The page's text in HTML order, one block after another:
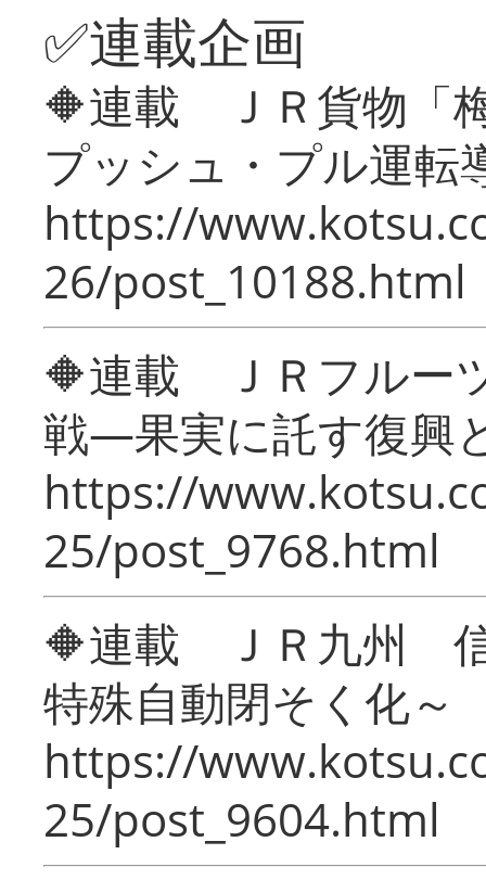
✅連載企画
🔶連載 ＪＲ貨物「
プッシュ・プル運転
https://
26/post_10188.html
🔶連載 ＪＲフルー
戦―果実に託す復興
https://
25/post_9768.html
🔶連載 ＪＲ九州 信
特殊自動閉そく化～
https://
25/post_9604.html